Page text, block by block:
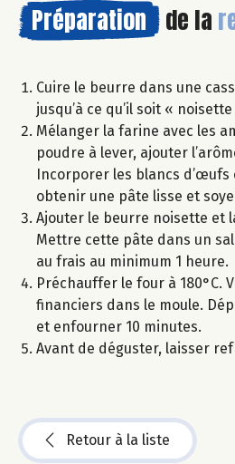
Préparation de la
Cuire le beurre dans une
jusqu’à ce qu’il soit « noisette
Mélanger la farine avec les
poudre à lever, ajouter
Incorporer les blancs
obtenir une pâte lisse et
Ajouter le beurre noisette et
Mettre cette pâte dans un
au frais au minimum 1 heure.
Préchauffer le four à 180°C.
financiers dans le moule.
et enfourner 10 minutes.
Avant de déguster, laisser
Retour à la liste